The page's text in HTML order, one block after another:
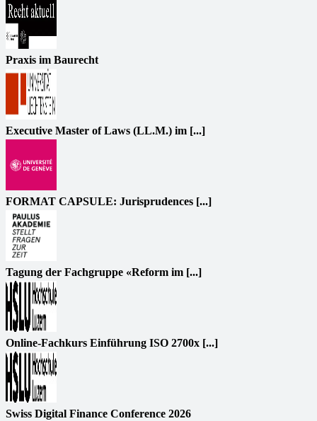
Praxis im Baurecht
Executive Master of Laws (LL.M.) im [...]
FORMAT CAPSULE: Jurisprudences [...]
Tagung der Fachgruppe «Reform im [...]
Online-Fachkurs Einführung ISO 2700x [...]
Swiss Digital Finance Conference 2026